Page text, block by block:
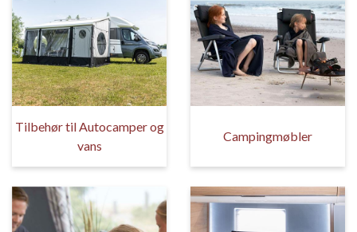
Tilbehør til Autocamper og
vans
Campingmøbler